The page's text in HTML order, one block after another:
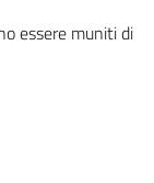
essere muniti di